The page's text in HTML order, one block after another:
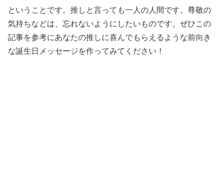
ということです。推しと言っても一人の人間です。尊敬の
気持ちなどは、忘れないようにしたいものです。ぜひこの
記事を参考にあなたの推しに喜んでもらえるような前向き
な誕生日メッセージを作ってみてください！